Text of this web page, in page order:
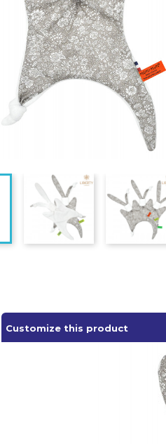
Customize this product